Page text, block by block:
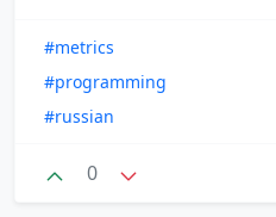
#metrics
#programming
#russian
0